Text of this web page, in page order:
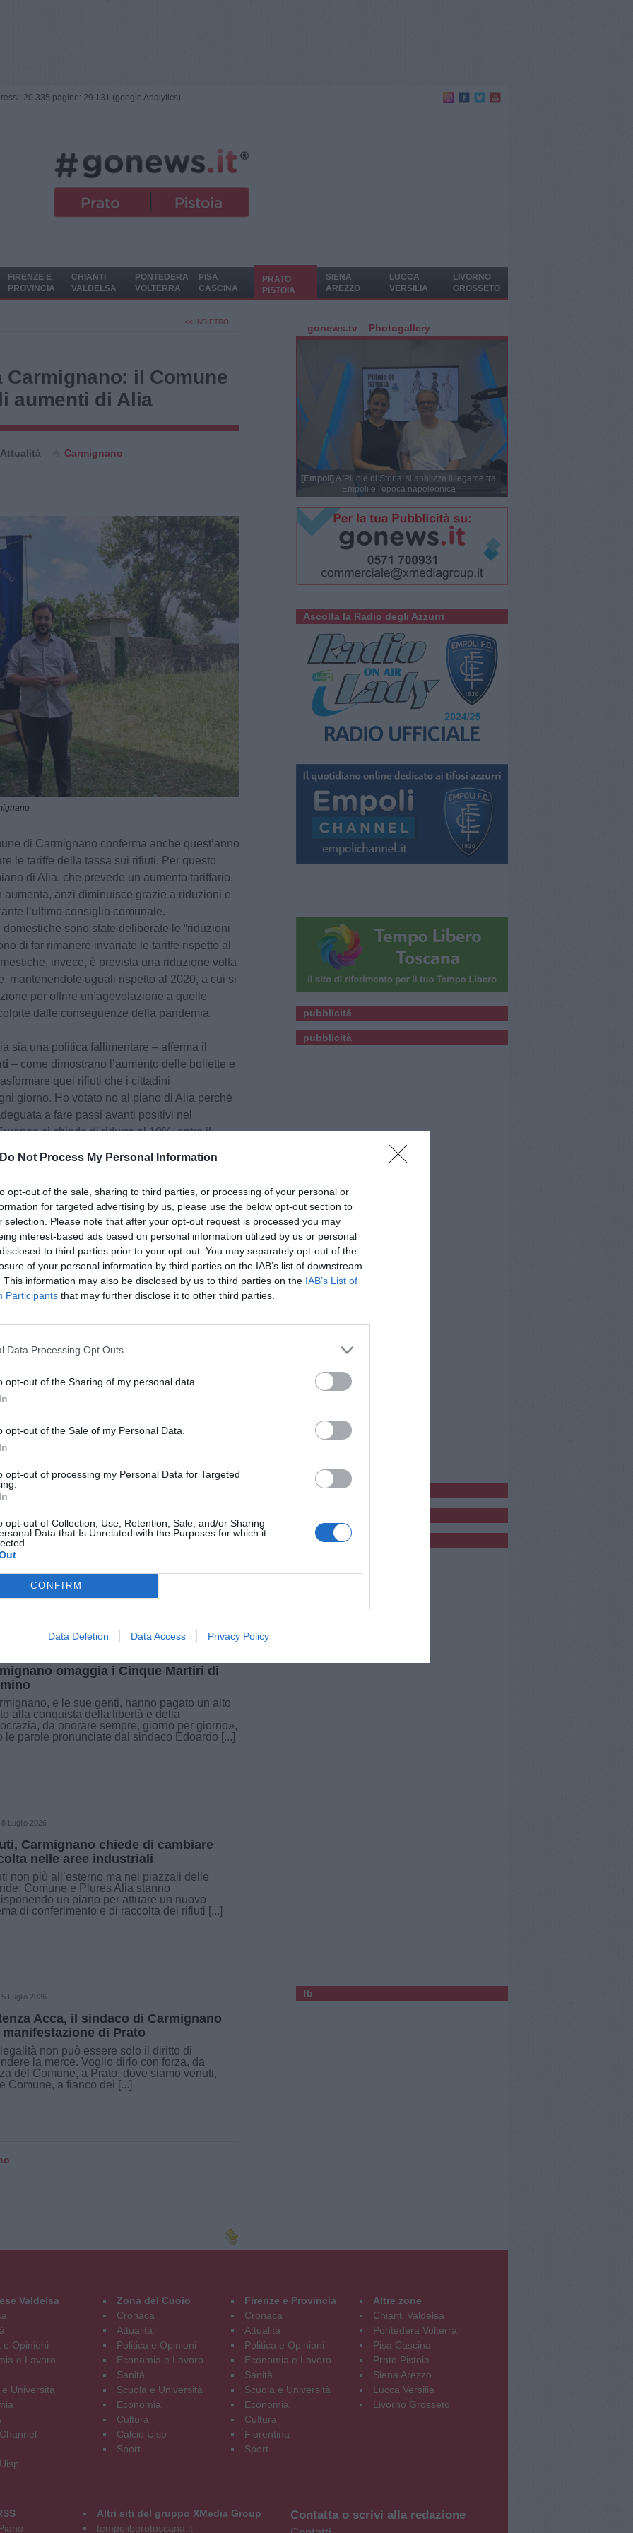
Do Not Process My Personal Information
opt-out of the sale, sharing to third parties, or processing of your personal or
for targeted advertising by us, please use the below opt-out section to
selection. Please note that after your opt-out request is processed you may
interest-based ads based on personal information utilized by us or personal
to third parties prior to your opt-out. You may separately opt-out of the
of your personal information by third parties on the IAB’s list of downstream
This information may also be disclosed by us to third parties on the IAB’s List of
Participants that may further disclose it to other third parties.
Data Processing Opt Outs
opt-out of the Sharing of my personal data.
opt-out of the Sale of my Personal Data.
opt-out of processing my Personal Data for Targeted
opt-out of Collection, Use, Retention, Sale, and/or Sharing
Data that Is Unrelated with the Purposes for which it
CONFIRM
Data Deletion Data Access Privacy Policy
20.335 pagine: 29.131 (google Analytics)
FIRENZE E
PROVINCIA
CHIANTI
VALDELSA
PONTEDERA
VOLTERRA
PISA
CASCINA
PRATO
PISTOIA
SIENA
AREZZO
LUCCA
VERSILIA
LIVORNO
GROSSETO
<< INDIETRO
Carmignano: il Comune
aumenti di Alia
Attualità Carmignano
di Carmignano conferma anche quest’anno
le tariffe della tassa sui rifiuti. Per questo
di Alia, che prevede un aumento tariffario.
aumenta, anzi diminuisce grazie a riduzioni e
l’ultimo consiglio comunale.
domestiche sono state deliberate le “riduzioni
di far rimanere invariate le tariffe rispetto al
invece, è prevista una riduzione volta
mantenendole uguali rispetto al 2020, a cui si
per offrire un’agevolazione a quelle
dalle conseguenze della pandemia.
sia una politica fallimentare – afferma il
– come dimostrano l’aumento delle bollette e
quei rifiuti che i cittadini
giorno. Ho votato no al piano di Alia perché
a fare passi avanti positivi nel
ci chiede di ridurre al 10%, entro il
inviato in discarica, ma oggi in Toscana non
un’economia circolare nella quale i rifiuti
deve essere quella del green new deal
ricchezza, salute e tutela l'ambientale”.
Prestanti ha partecipato ad un incontro
dal Zero Waste ed il sindaco di Viareggio,
dei Comuni facenti parte della rete
è nato un piano per la gestione dei rifiuti nel
– che viene proposto alla Regione
all’importante obiettivo europeo. Uno dei
compostaggio, sia a livello familiare che di
verde ed agricolo come il nostro diventa
per la categoria degli sfalci e delle potature
è quello di dar vita a luoghi di riparazione per
in particolare quelli elettronici. Puntare con
dei materiali per il recupero di materie
mediante processi tecnologici, e sulle
di terre rare e metalli preziosi. Ma
tariffa il più possibile puntuale: per creare un
premiare quelle famiglie e quelle realtà che
correttamente i rifiuti".
Comune di Carmignano - Ufficio stampa
omaggia i Cinque Martiri di
e le sue genti, hanno pagato un alto
alla conquista della libertà e della
da onorare sempre, giorno per giorno»,
le parole pronunciate dal sindaco Edoardo [...]
8 Luglio 2026
Carmignano chiede di cambiare
nelle aree industriali
non più all’esterno ma nei piazzali delle
Comune e Plures Alia stanno
un piano per attuare un nuovo
di conferimento e di raccolta dei rifiuti [...]
5 Luglio 2026
Acca, il sindaco di Carmignano
manifestazione di Prato
non può essere solo il diritto di
la merce. Voglio dirlo con forza, da
del Comune, a Prato, dove siamo venuti,
Comune, a fianco dei [...]
gonews.tv Photogallery
[Empoli] A 'Pillole di Storia' si analizza il legame tra
Empoli e l'epoca napoleonica
Ascolta la Radio degli Azzurri
pubblicità
pubblicità
pubblicitàCl
pubblicità
fb
Valdelsa
e Opinioni
e Lavoro
e Università
Zona del Cuoio
Cronaca
Attualità
Politica e Opinioni
Economia e Lavoro
Sanità
Scuola e Università
Economia
Cultura
Calcio Uisp
Sport
Firenze e Provincia
Cronaca
Attualità
Politica e Opinioni
Economia e Lavoro
Sanità
Scuola e Università
Economia
Cultura
Fiorentina
Sport
Altre zone
Chianti Valdelsa
Pontedera Volterra
Pisa Cascina
Prato Pistoia
Siena Arezzo
Lucca Versilia
Livorno Grosseto
Altri siti del gruppo XMedia Group
tempoliberotoscana.it
Contatta o scrivi alla redazione